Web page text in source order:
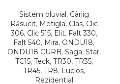
Sistem pluvial, Cârlig
Răsucit, Metigla, Clas, Clic
306, Clic 515, Elit, Falt 330,
Falt 540, Mira, ONDU18,
ONDU18 CURB, Saga, Star,
TC15, Teck, TR30, TR35,
TR45, TR8, Lucios,
Rezidential